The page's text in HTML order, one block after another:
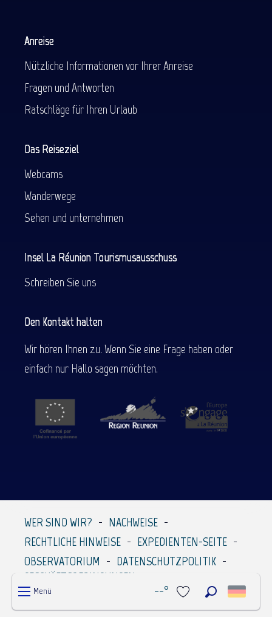
Menü --°
Anreise
Nützliche Informationen vor Ihrer Anreise
Fragen und Antworten
Ratschläge für Ihren Urlaub
Das Reiseziel
Webcams
Wanderwege
Sehen und unternehmen
Insel La Réunion Tourismusausschuss
Schreiben Sie uns
Den Kontakt halten
Wir hören Ihnen zu. Wenn Sie eine Frage haben oder
einfach nur Hallo sagen möchten.
WER SIND WIR?
NACHWEISE
RECHTLICHE HINWEISE
EXPEDIENTEN-SEITE
OBSERVATORIUM
DATENSCHUTZPOLITIK
GESCHÄFTSBEDINGUNGEN